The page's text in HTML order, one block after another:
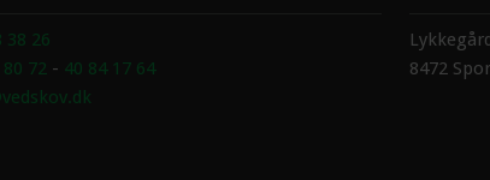
38 26
72 - 40 84 17 64
8472